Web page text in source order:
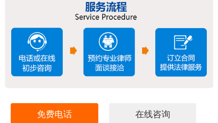
免费电话 在线咨询